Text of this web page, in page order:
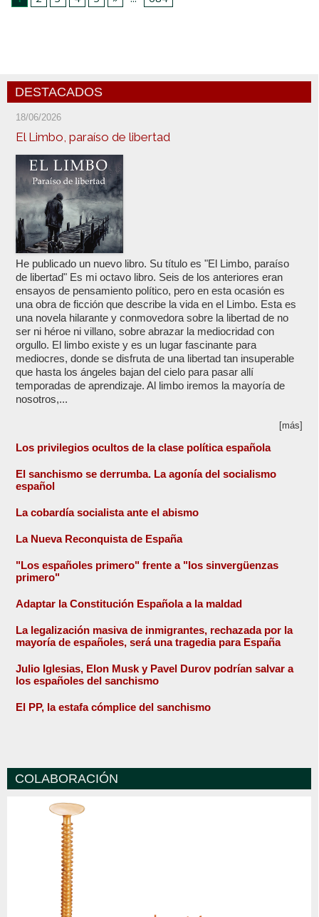
DESTACADOS
18/06/2026
El Limbo, paraíso de libertad
He publicado un nuevo libro. Su título es "El Limbo, paraíso
de libertad" Es mi octavo libro. Seis de los anteriores eran
ensayos de pensamiento político, pero en esta ocasión es
una obra de ficción que describe la vida en el Limbo. Esta es
una novela hilarante y conmovedora sobre la libertad de no
ser ni héroe ni villano, sobre abrazar la mediocridad con
orgullo. El limbo existe y es un lugar fascinante para
mediocres, donde se disfruta de una libertad tan insuperable
que hasta los ángeles bajan del cielo para pasar allí
temporadas de aprendizaje. Al limbo iremos la mayoría de
nosotros,...
[más]
Los privilegios ocultos de la clase política española
El sanchismo se derrumba. La agonía del socialismo
español
La cobardía socialista ante el abismo
La Nueva Reconquista de España
"Los españoles primero" frente a "los sinvergüenzas
primero"
Adaptar la Constitución Española a la maldad
La legalización masiva de inmigrantes, rechazada por la
mayoría de españoles, será una tragedia para España
Julio Iglesias, Elon Musk y Pavel Durov podrían salvar a
los españoles del sanchismo
El PP, la estafa cómplice del sanchismo
COLABORACIÓN